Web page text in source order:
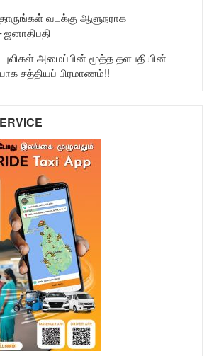
வடக்கு ஆளுநராக
புலிகள் அமைப்பின் மூத்த தளபதியின்
சத்தியப் பிரமாணம்!!